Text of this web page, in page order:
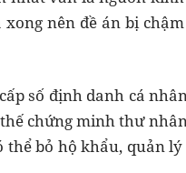
nên đề án bị
số định danh cá
chứng minh thư
bỏ hộ khẩu, quản